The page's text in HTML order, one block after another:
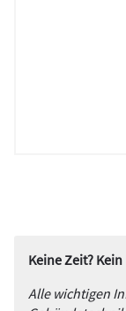
Keine Zeit?
Alle wichtigen